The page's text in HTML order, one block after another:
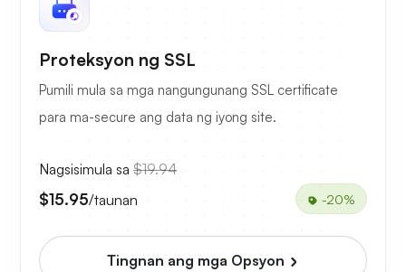
Proteksyon ng SSL
Pumili mula sa mga nangungunang SSL certificate
para ma-secure ang data ng iyong site.
Nagsisimula sa $19.94
$15.95/taunan -20%
Tingnan ang mga Opsyon